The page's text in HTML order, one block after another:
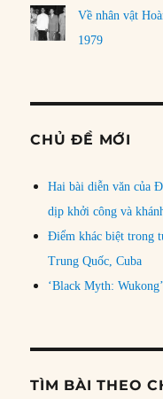
Về nhân vật
1979
CHỦ ĐỀ MỚI
Hai bài diễn văn của
dịp khởi công và
Điểm khác biệt trong
Trung Quốc, Cuba
‘Black Myth:
TÌM BÀI THEO